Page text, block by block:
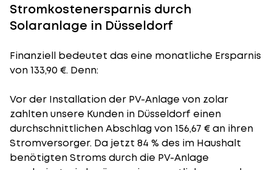
Stromkostenersparnis durch
Solaranlage in Düsseldorf
Finanziell bedeutet das eine monatliche Ersparnis
von 133,90 €. Denn:
Vor der Installation der PV-Anlage von zolar
zahlten unsere Kunden in Düsseldorf einen
durchschnittlichen Abschlag von 156,67 € an ihren
Stromversorger. Da jetzt 84 % des im Haushalt
benötigten Stroms durch die PV-Anlage